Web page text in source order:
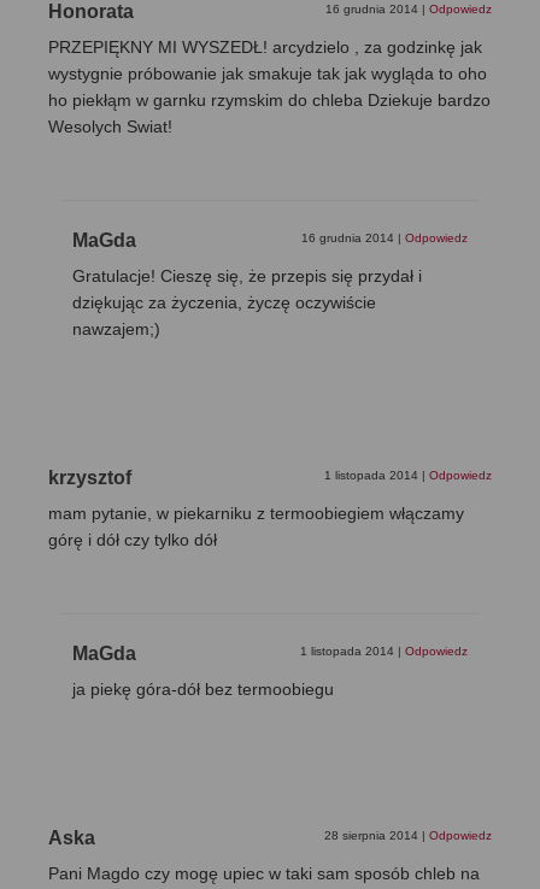
Honorata 16 grudnia 2014 | Odpowiedz
PRZEPIĘKNY MI WYSZEDŁ! arcydzielo , za godzinkę jak
wystygnie próbowanie jak smakuje tak jak wygląda to oho
ho piekłąm w garnku rzymskim do chleba Dziekuje bardzo
Wesolych Swiat!
MaGda 16 grudnia 2014 | Odpowiedz
Gratulacje! Cieszę się, że przepis się przydał i
dziękując za życzenia, życzę oczywiście
nawzajem;)
krzysztof 1 listopada 2014 | Odpowiedz
mam pytanie, w piekarniku z termoobiegiem włączamy
górę i dół czy tylko dół
MaGda 1 listopada 2014 | Odpowiedz
ja piekę góra-dół bez termoobiegu
Aska 28 sierpnia 2014 | Odpowiedz
Pani Magdo czy mogę upiec w taki sam sposób chleb na